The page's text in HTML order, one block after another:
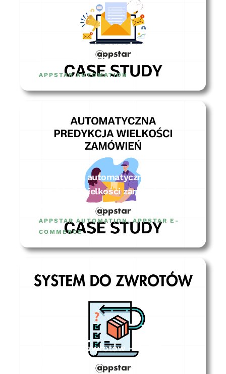
Automatyzacja zarządzania
mailami – CASE STUDY
APPSTAR AUTOMATION
System do automatycznej
predykcji wielkości zamówienia na
sklep – CASE STUDY
APPSTAR AUTOMATION,APPSTAR E-
COMMERCE
System do zwrotów – CASE